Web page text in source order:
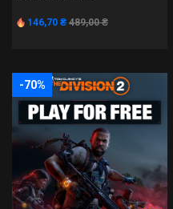
146,70 ₴ 489,00 ₴
-70%